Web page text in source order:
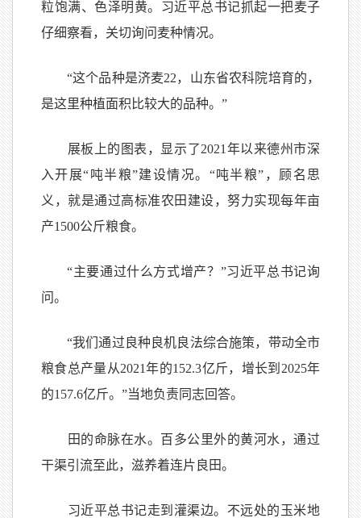
粒饱满、色泽明黄。习近平总书记抓起一把麦子
仔细察看，关切询问麦种情况。
“这个品种是济麦22，山东省农科院培育的，
是这里种植面积比较大的品种。”
展板上的图表，显示了2021年以来德州市深
入开展“吨半粮”建设情况。“吨半粮”，顾名思
义，就是通过高标准农田建设，努力实现每年亩
产1500公斤粮食。
“主要通过什么方式增产？”习近平总书记询
问。
“我们通过良种良机良法综合施策，带动全市
粮食总产量从2021年的152.3亿斤，增长到2025年
的157.6亿斤。”当地负责同志回答。
田的命脉在水。百多公里外的黄河水，通过
干渠引流至此，滋养着连片良田。
习近平总书记走到灌渠边。不远处的玉米地